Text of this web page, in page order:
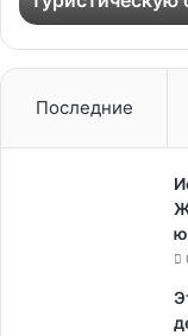
отрасль
Последние